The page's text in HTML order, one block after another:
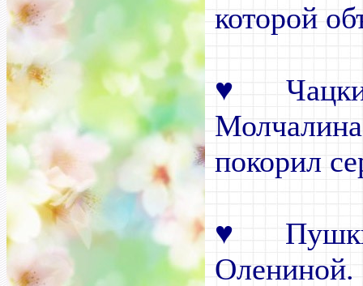
которой
♥
покорил
♥
Олениной.